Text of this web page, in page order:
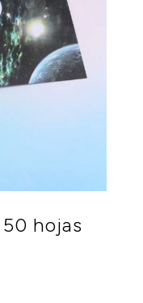
hojas